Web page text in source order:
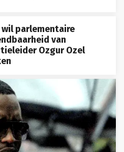
wil parlementaire
van
Ozgur Ozel